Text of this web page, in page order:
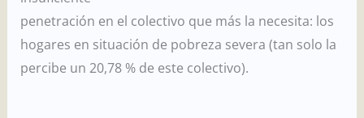
penetración en el colectivo que más la necesita: los
hogares en situación de pobreza severa (tan solo la
percibe un 20,78 % de este colectivo).